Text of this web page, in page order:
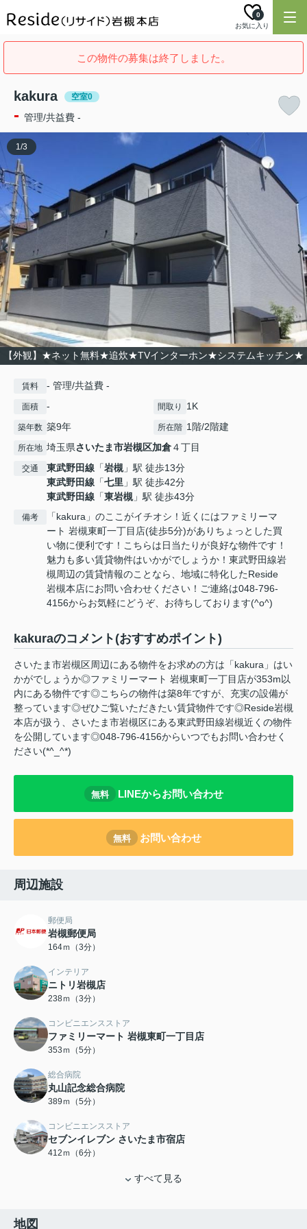
お気に入り
0
この物件の募集は終了しました。
kakura 空室0
- 管理/共益費 -
【外観】★ネット無料★追炊★TVインターホン★システムキッチン★
1/3
賃料 - 管理/共益費 -
面積 - 間取り 1K
築年数 築9年 所在階 1階/2階建
所在地 埼玉県さいたま市岩槻区加倉４丁目
交通 東武野田線 「岩槻 」駅 徒歩13分
東武野田線 「七里 」駅 徒歩42分
東武野田線 「東岩槻 」駅 徒歩43分
備考
「kakura」のここがイチオシ！近くにはファミリーマ
ート 岩槻東町一丁目店(徒歩5分)がありちょっとした買
い物に便利です！こちらは日当たりが良好な物件です！
魅力も多い賃貸物件はいかがでしょうか！東武野田線岩
槻周辺の賃貸情報のことなら、地域に特化したReside
岩槻本店にお問い合わせください！ご連絡は048-796-
4156からお気軽にどうぞ、お待ちしております(^o^)
kakuraのコメント(おすすめポイント)
さいたま市岩槻区周辺にある物件をお求めの方は「kakura」はい
かがでしょうか◎ファミリーマート 岩槻東町一丁目店が353m以
内にある物件です◎こちらの物件は築8年ですが、充実の設備が
整っています◎ぜひご覧いただきたい賃貸物件です◎Reside岩槻
本店が扱う、さいたま市岩槻区にある東武野田線岩槻近くの物件
を公開しています◎048-796-4156からいつでもお問い合わせく
ださい(*^_^*)
無料 LINEからお問い合わせ
無料 お問い合わせ
周辺施設
郵便局
岩槻郵便局
164ｍ（3分）
インテリア
ニトリ岩槻店
238ｍ（3分）
コンビニエンスストア
ファミリーマート 岩槻東町一丁目店
353ｍ（5分）
総合病院
丸山記念総合病院
389ｍ（5分）
コンビニエンスストア
セブンイレブン さいたま市宿店
412ｍ（6分）
すべて見る
地図